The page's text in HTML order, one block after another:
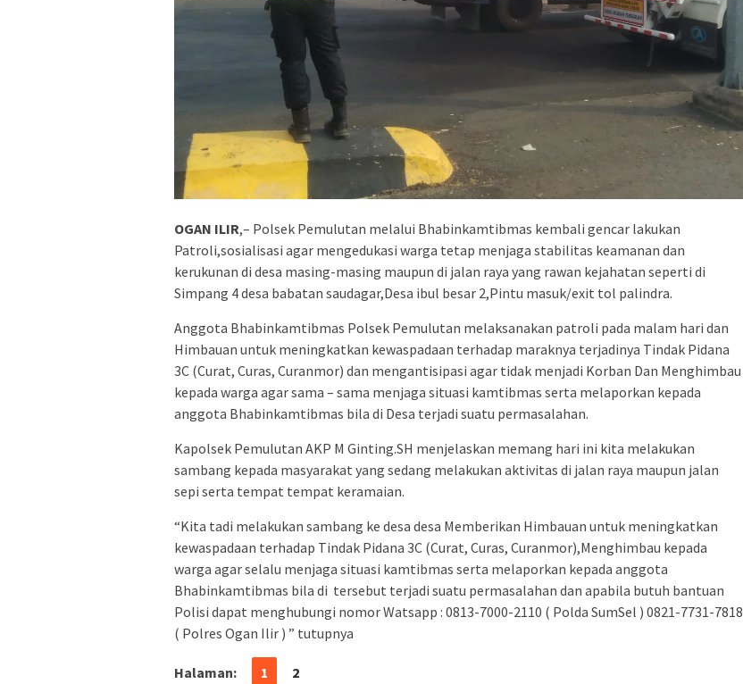
OGAN ILIR,– Polsek Pemulutan melalui Bhabinkamtibmas kembali gencar lakukan
Patroli,sosialisasi agar mengedukasi warga tetap menjaga stabilitas keamanan dan
kerukunan di desa masing-masing maupun di jalan raya yang rawan kejahatan seperti di
Simpang 4 desa babatan saudagar,Desa ibul besar 2,Pintu masuk/exit tol palindra.
Anggota Bhabinkamtibmas Polsek Pemulutan melaksanakan patroli pada malam hari dan
Himbauan untuk meningkatkan kewaspadaan terhadap maraknya terjadinya Tindak Pidana
3C (Curat, Curas, Curanmor) dan mengantisipasi agar tidak menjadi Korban Dan Menghimbau
kepada warga agar sama – sama menjaga situasi kamtibmas serta melaporkan kepada
anggota Bhabinkamtibmas bila di Desa terjadi suatu permasalahan.
Kapolsek Pemulutan AKP M Ginting.SH menjelaskan memang hari ini kita melakukan
sambang kepada masyarakat yang sedang melakukan aktivitas di jalan raya maupun jalan
sepi serta tempat tempat keramaian.
“Kita tadi melakukan sambang ke desa desa Memberikan Himbauan untuk meningkatkan
kewaspadaan terhadap Tindak Pidana 3C (Curat, Curas, Curanmor),Menghimbau kepada
warga agar selalu menjaga situasi kamtibmas serta melaporkan kepada anggota
Bhabinkamtibmas bila di tersebut terjadi suatu permasalahan dan apabila butuh bantuan
Polisi dapat menghubungi nomor Watsapp : 0813-7000-2110 ( Polda SumSel ) 0821-7731-7818
( Polres Ogan Ilir ) ” tutupnya
Halaman: 1 2